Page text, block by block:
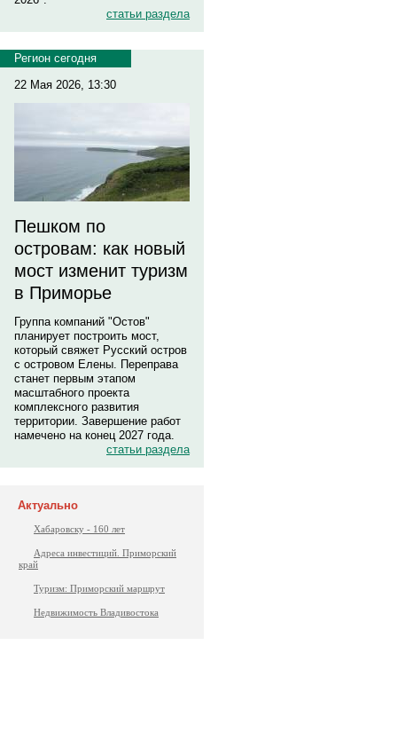
статьи раздела
Регион сегодня
22 Мая 2026, 13:30
Пешком по
островам: как новый
мост изменит туризм
в Приморье
Группа компаний "Остов"
планирует построить мост,
который свяжет Русский остров
с островом Елены. Переправа
станет первым этапом
масштабного проекта
комплексного развития
территории. Завершение работ
намечено на конец 2027 года.
статьи раздела
Актуально
Хабаровску - 160 лет
Адреса инвестиций. Приморский
край
Туризм: Приморский маршрут
Недвижимость Владивостока